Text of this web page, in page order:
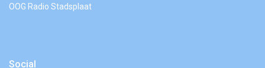
OOG Radio Stadsplaat
Social